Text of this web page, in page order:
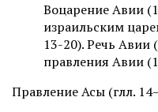
Воцарение Авии
израильским
13-20). Речь Авии
правления Авии
Правление Асы (глл.